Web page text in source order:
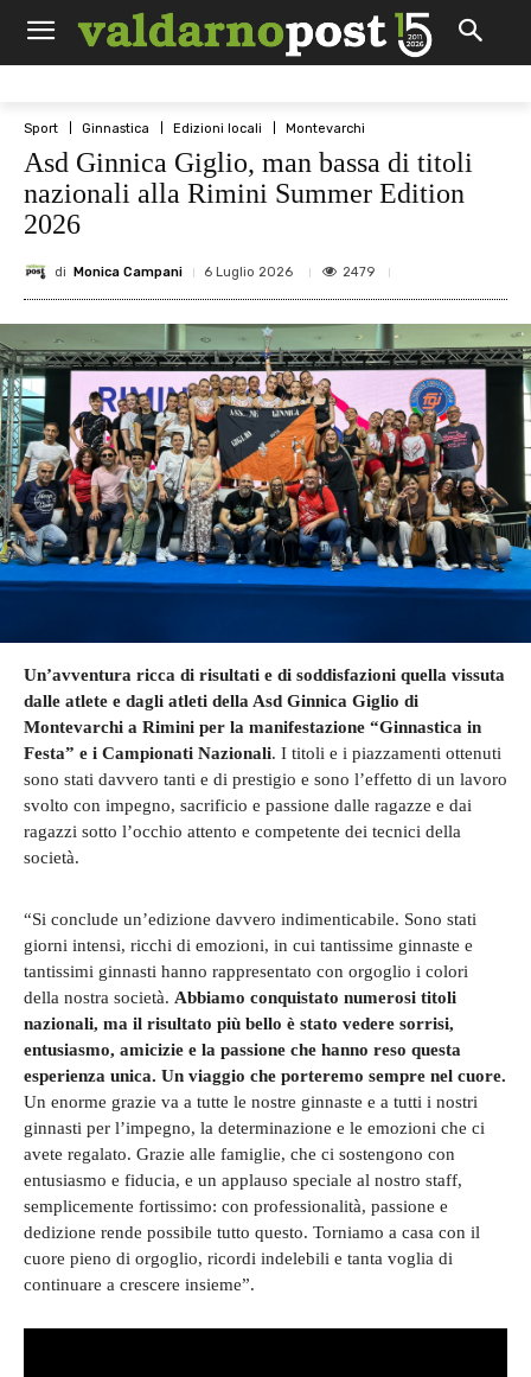
Sport Ginnastica Edizioni locali Montevarchi
Asd Ginnica Giglio, man bassa di titoli
nazionali alla Rimini Summer Edition
2026
di Monica Campani 6 Luglio 2026 2479
Un’avventura ricca di risultati e di soddisfazioni quella vissuta
dalle atlete e dagli atleti della Asd Ginnica Giglio di
Montevarchi a Rimini per la manifestazione “Ginnastica in
Festa” e i Campionati Nazionali. I titoli e i piazzamenti ottenuti
sono stati davvero tanti e di prestigio e sono l’effetto di un lavoro
svolto con impegno, sacrificio e passione dalle ragazze e dai
ragazzi sotto l’occhio attento e competente dei tecnici della
società.
“Si conclude un’edizione davvero indimenticabile. Sono stati
giorni intensi, ricchi di emozioni, in cui tantissime ginnaste e
tantissimi ginnasti hanno rappresentato con orgoglio i colori
della nostra società. Abbiamo conquistato numerosi titoli
nazionali, ma il risultato più bello è stato vedere sorrisi,
entusiasmo, amicizie e la passione che hanno reso questa
esperienza unica. Un viaggio che porteremo sempre nel cuore.
Un enorme grazie va a tutte le nostre ginnaste e a tutti i nostri
ginnasti per l’impegno, la determinazione e le emozioni che ci
avete regalato. Grazie alle famiglie, che ci sostengono con
entusiasmo e fiducia, e un applauso speciale al nostro staff,
semplicemente fortissimo: con professionalità, passione e
dedizione rende possibile tutto questo. Torniamo a casa con il
cuore pieno di orgoglio, ricordi indelebili e tanta voglia di
continuare a crescere insieme”.